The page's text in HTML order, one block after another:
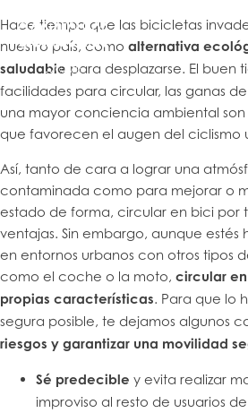
Hace tiempo que las bicicletas
nuestro país, como alternativa
saludable para desplazarse. El buen
facilidades para circular, las ganas
una mayor conciencia ambiental son
que favorecen el augen del ciclismo
Así, tanto de cara a lograr una
contaminada como para mejorar o
estado de forma, circular en bici por
ventajas. Sin embargo, aunque
en entornos urbanos con otros tipos
como el coche o la moto, circular
propias características. Para que lo
segura posible, te dejamos algunos
riesgos y garantizar una movilidad
Sé predecible y evita realizar
improviso al resto de usuarios